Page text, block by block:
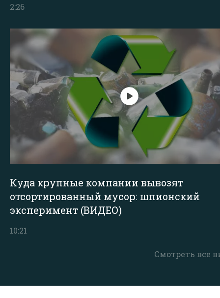
Смотреть все
2:26
Куда крупные компании вывозят
отсортированный мусор: шпионский
эксперимент (ВИДЕО)
10:21